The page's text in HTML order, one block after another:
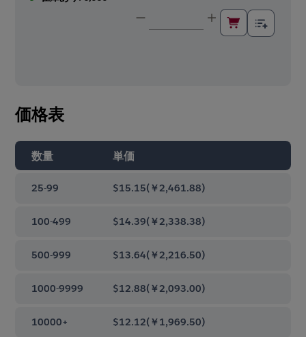
価格表
数量 単価
25-99 $15.15(￥2,461.88)
100-499 $14.39(￥2,338.38)
500-999 $13.64(￥2,216.50)
1000-9999 $12.88(￥2,093.00)
10000+ $12.12(￥1,969.50)